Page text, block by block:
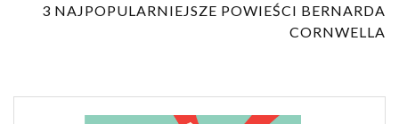
3 NAJPOPULARNIEJSZE POWIEŚCI BERNARDA
CORNWELLA